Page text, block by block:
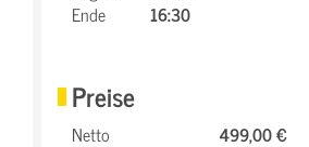
Ende
16:30
Preise
Netto
499,00 €